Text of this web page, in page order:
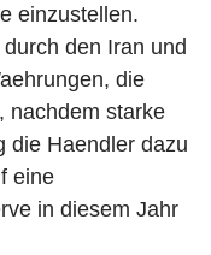
einzustellen.
den Iran und
die
nachdem starke
die Haendler dazu
eine
in diesem Jahr